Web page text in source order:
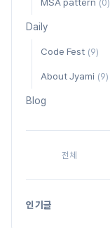
(0)
Daily
Code Fest (9)
About Jyami (9)
Blog
전체